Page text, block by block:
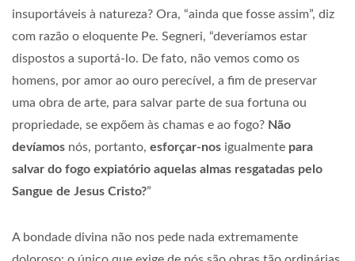
insuportáveis à natureza? Ora, “ainda que fosse assim”, diz
com razão o eloquente Pe. Segneri, “deveríamos estar
dispostos a suportá-lo. De fato, não vemos como os
homens, por amor ao ouro perecível, a fim de preservar
uma obra de arte, para salvar parte de sua fortuna ou
propriedade, se expõem às chamas e ao fogo? Não
devíamos nós, portanto, esforçar-nos igualmente para
salvar do fogo expiatório aquelas almas resgatadas pelo
Sangue de Jesus Cristo?”
A bondade divina não nos pede nada extremamente